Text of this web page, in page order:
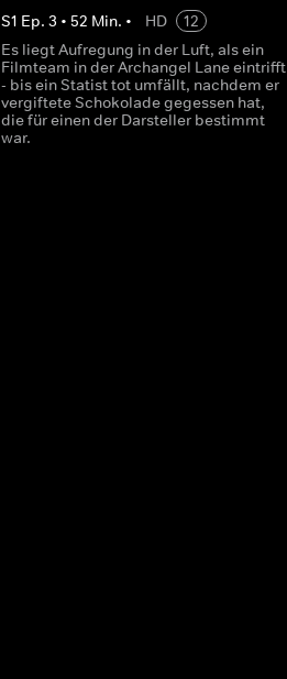
S1 Ep. 3 • 52 Min. • HD
12
Es liegt Aufregung in der Luft, als ein
Filmteam in der Archangel Lane eintrifft
- bis ein Statist tot umfällt, nachdem er
vergiftete Schokolade gegessen hat,
die für einen der Darsteller bestimmt
war.